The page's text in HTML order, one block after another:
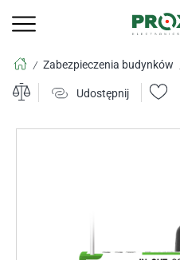
/ Zabezpieczenia budynków
Udostępnij